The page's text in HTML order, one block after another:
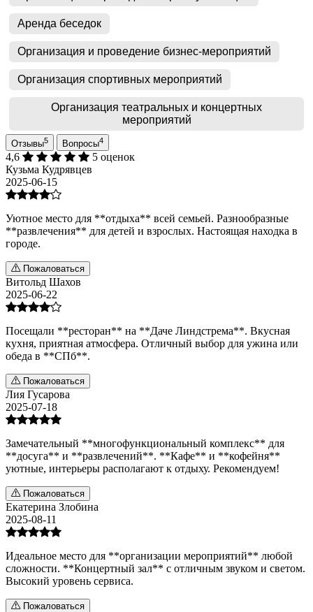
Аренда беседок
Организация и проведение бизнес-мероприятий
Организация спортивных мероприятий
Организация театральных и концертных
мероприятий
Отзывы5 Вопросы4
4,6
5 оценок
Кузьма Кудрявцев
2025-06-15
Уютное место для **отдыха** всей семьей. Разнообразные
**развлечения** для детей и взрослых. Настоящая находка в
городе.
Пожаловаться
Витольд Шахов
2025-06-22
Посещали **ресторан** на **Даче Линдстрема**. Вкусная
кухня, приятная атмосфера. Отличный выбор для ужина или
обеда в **СПб**.
Пожаловаться
Лия Гусарова
2025-07-18
Замечательный **многофункциональный комплекс** для
**досуга** и **развлечений**. **Кафе** и **кофейня**
уютные, интерьеры располагают к отдыху. Рекомендуем!
Пожаловаться
Екатерина Злобина
2025-08-11
Идеальное место для **организации мероприятий** любой
сложности. **Концертный зал** с отличным звуком и светом.
Высокий уровень сервиса.
Пожаловаться